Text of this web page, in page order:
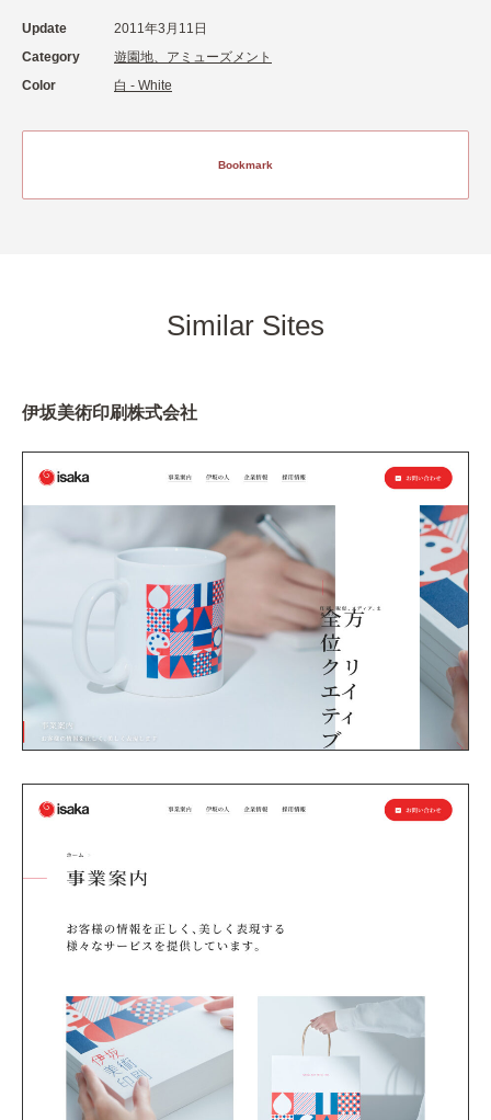
Update
2011年3月11日
Category
遊園地、アミューズメント
Color
白 - White
Bookmark
Similar Sites
伊坂美術印刷株式会社